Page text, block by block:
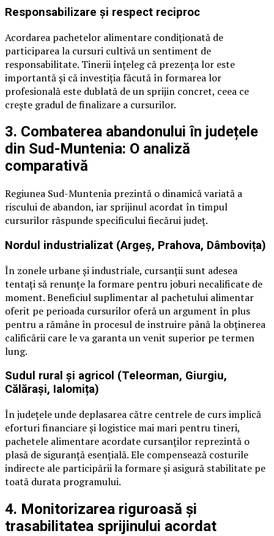
Responsabilizare și respect reciproc
Acordarea pachetelor alimentare condiționată de
participarea la cursuri cultivă un sentiment de
responsabilitate. Tinerii înțeleg că prezența lor este
importantă și că investiția făcută în formarea lor
profesională este dublată de un sprijin concret, ceea ce
crește gradul de finalizare a cursurilor.
3. Combaterea abandonului în județele
din Sud-Muntenia: O analiză
comparativă
Regiunea Sud-Muntenia prezintă o dinamică variată a
riscului de abandon, iar sprijinul acordat în timpul
cursurilor răspunde specificului fiecărui județ.
Nordul industrializat (Argeș, Prahova, Dâmbovița)
În zonele urbane și industriale, cursanții sunt adesea
tentați să renunțe la formare pentru joburi necalificate de
moment. Beneficiul suplimentar al pachetului alimentar
oferit pe perioada cursurilor oferă un argument în plus
pentru a rămâne în procesul de instruire până la obținerea
calificării care le va garanta un venit superior pe termen
lung.
Sudul rural și agricol (Teleorman, Giurgiu,
Călărași, Ialomița)
În județele unde deplasarea către centrele de curs implică
eforturi financiare și logistice mai mari pentru tineri,
pachetele alimentare acordate cursanților reprezintă o
plasă de siguranță esențială. Ele compensează costurile
indirecte ale participării la formare și asigură stabilitate pe
toată durata programului.
4. Monitorizarea riguroasă și
trasabilitatea sprijinului acordat